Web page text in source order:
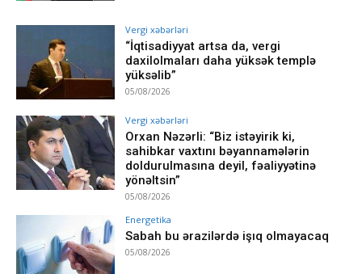
Vergi xəbərləri
“İqtisadiyyat artsa da, vergi
daxilolmaları daha yüksək templə
yüksəlib”
05/08/2026
Vergi xəbərləri
Orxan Nəzərli: “Biz istəyirik ki,
sahibkar vaxtını bəyannamələrin
doldurulmasına deyil, fəaliyyətinə
yönəltsin”
05/08/2026
Energetika
Sabah bu ərazilərdə işıq olmayacaq
05/08/2026